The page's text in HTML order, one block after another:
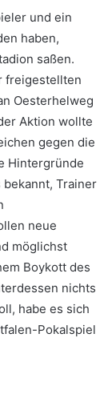
und ein
haben,
saßen.
freigestellten
Oesterhelweg
Aktion wollte
gegen die
Hintergründe
Trainer
neue
möglichst
Boykott des
nichts
habe es sich
Pokalspiel